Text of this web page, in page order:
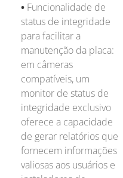
• Funcionalidade de
status de integridade
para facilitar a
manutenção da placa:
em câmeras
compatíveis, um
monitor de status de
integridade exclusivo
oferece a capacidade
de gerar relatórios que
fornecem informações
valiosas aos usuários e